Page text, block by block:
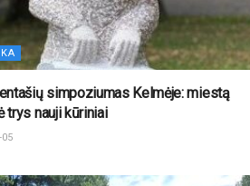
simpoziumas Kelmėje: miestą
trys nauji kūriniai